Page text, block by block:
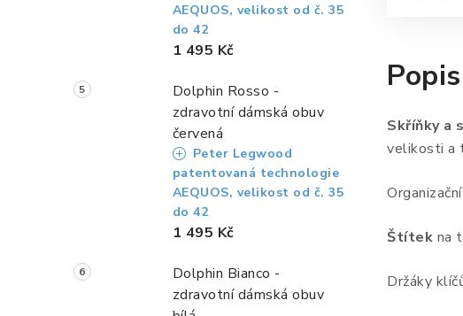
AEQUOS, velikost od č. 35
do 42
1 495 Kč
Dolphin Rosso -
zdravotní dámská obuv
červená
Peter Legwood
patentovaná technologie
AEQUOS, velikost od č. 35
do 42
1 495 Kč
Dolphin Bianco -
zdravotní dámská obuv
Skříňky a
velikosti a
Štítek na
Držáky